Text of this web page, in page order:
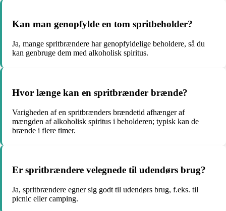
Kan man genopfylde en tom spritbeholder?
Ja, mange spritbrændere har genopfyldelige beholdere, så du
kan genbruge dem med alkoholisk spiritus.
Hvor længe kan en spritbrænder brænde?
Varigheden af en spritbrænders brændetid afhænger af
mængden af alkoholisk spiritus i beholderen; typisk kan de
brænde i flere timer.
Er spritbrændere velegnede til udendørs brug?
Ja, spritbrændere egner sig godt til udendørs brug, f.eks. til
picnic eller camping.